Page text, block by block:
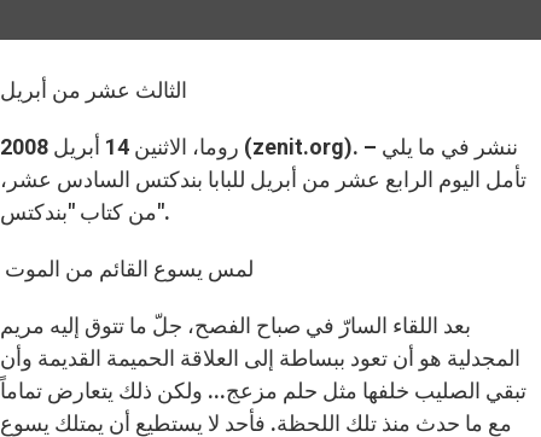
الثالث عشر من أبريل
روما، الاثنين 14 أبريل 2008 (zenit.org). – ننشر في ما يلي
تأمل اليوم الرابع عشر من أبريل للبابا بندكتس السادس عشر،
من كتاب "بندكتس".
لمس يسوع القائم من الموت
بعد اللقاء السارّ في صباح الفصح، جلّ ما تتوق إليه مريم
المجدلية هو أن تعود ببساطة إلى العلاقة الحميمة القديمة وأن
تبقي الصليب خلفها مثل حلم مزعج... ولكن ذلك يتعارض تماماً
مع ما حدث منذ تلك اللحظة. فأحد لا يستطيع أن يمتلك يسوع